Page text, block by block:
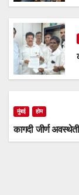
मुंबई होम
कागदी जीर्ण